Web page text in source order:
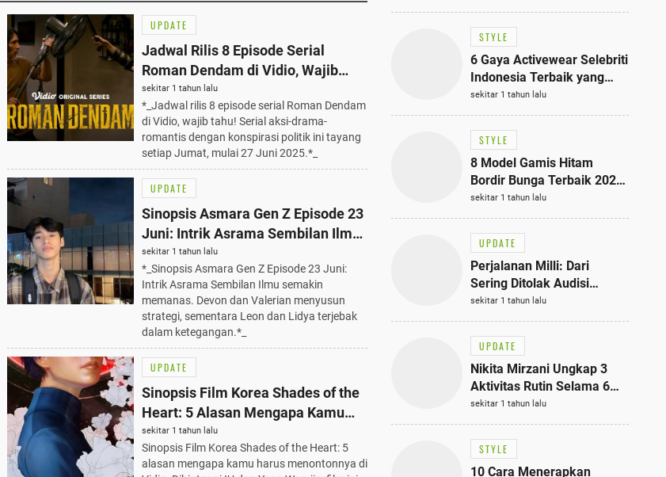
UPDATE
Jadwal Rilis 8 Episode Serial
Roman Dendam di Vidio, Wajib
Tahu!
sekitar 1 tahun lalu
*_Jadwal rilis 8 episode serial Roman Dendam
di Vidio, wajib tahu! Serial aksi-drama-
romantis dengan konspirasi politik ini tayang
setiap Jumat, mulai 27 Juni 2025.*_
UPDATE
Sinopsis Asmara Gen Z Episode 23
Juni: Intrik Asrama Sembilan Ilmu
Semakin Memanas, Wajib Tahu!
sekitar 1 tahun lalu
*_Sinopsis Asmara Gen Z Episode 23 Juni:
Intrik Asrama Sembilan Ilmu semakin
memanas. Devon dan Valerian menyusun
strategi, sementara Leon dan Lidya terjebak
dalam ketegangan.*_
UPDATE
Sinopsis Film Korea Shades of the
Heart: 5 Alasan Mengapa Kamu
Harus Menontonnya di Vidio
sekitar 1 tahun lalu
Sinopsis Film Korea Shades of the Heart: 5
alasan mengapa kamu harus menontonnya di
Langkah Sederhana
STYLE
6 Gaya Activewear Selebriti
Indonesia Terbaik yang
Bisa Jadi Inspirasi
Fashionmu
sekitar 1 tahun lalu
STYLE
8 Model Gamis Hitam
Bordir Bunga Terbaik 2025,
Stylish untuk Hangout
hingga Acara Semi-Formal
sekitar 1 tahun lalu
UPDATE
Perjalanan Milli: Dari
Sering Ditolak Audisi
hingga Menjadi Rapper Top
10 Thailand
sekitar 1 tahun lalu
UPDATE
Nikita Mirzani Ungkap 3
Aktivitas Rutin Selama 6
Bulan di Rutan Pondok
Bambu, Terungkap!
sekitar 1 tahun lalu
STYLE
10 Cara Menerapkan